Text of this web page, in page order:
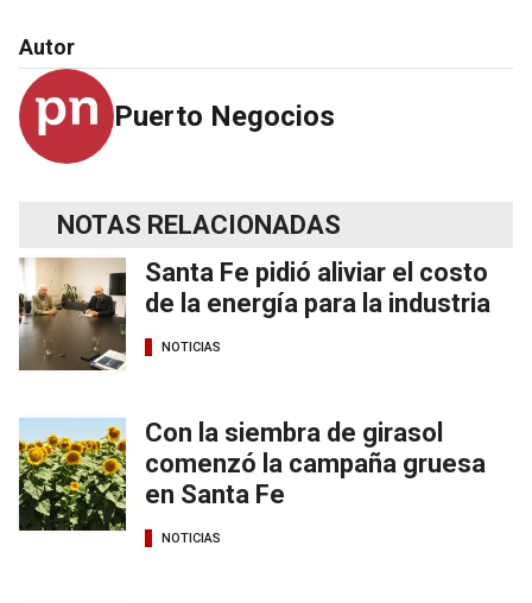
Autor
Puerto Negocios
NOTAS RELACIONADAS
Santa Fe pidió aliviar el costo
de la energía para la industria
NOTICIAS
Con la siembra de girasol
comenzó la campaña gruesa
en Santa Fe
NOTICIAS